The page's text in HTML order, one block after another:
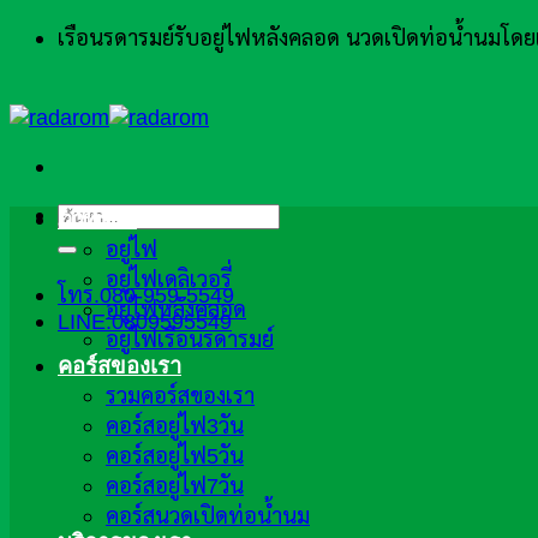
ข้าม
เนื้อหา
เรือนรดารมย์รับอยู่ไฟหลังคลอด นวดเปิดท่อน้ำนมโ
ค้นหา:
โทร.080-959-5549
LINE:0809595549
ภาพรวม
อยู่ไฟ
อยู่ไฟเดลิเวอรี่
อยู่ไฟหลังคลอด
อยู่ไฟเรือนรดารมย์
คอร์สของเรา
รวมคอร์สของเรา
คอร์สอยู่ไฟ3วัน
คอร์สอยู่ไฟ5วัน
คอร์สอยู่ไฟ7วัน
คอร์สนวดเปิดท่อน้ำนม